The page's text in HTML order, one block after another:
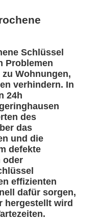
Schlüssel
Problemen
Wohnungen,
verhindern. In
24h
des
das
und die
defekte
oder
effizienten
dafür sorgen,
hergestellt wird